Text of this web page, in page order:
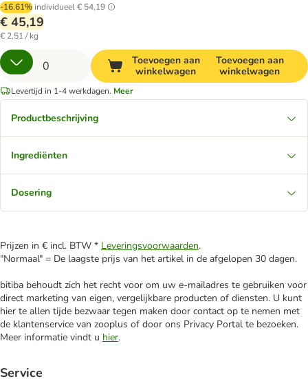
-16.61% individueel€ 54,19
€ 45,19
€ 2,51 / kg
Toevoegen aan
winkelwagen
Toevoegen aan
winkelwagen
Levertijd in 1-4 werkdagen. Meer
Productbeschrijving
Ingrediënten
Dosering
Prijzen in € incl. BTW * Leveringsvoorwaarden.
"Normaal" = De laagste prijs van het artikel in de afgelopen 30 dagen.
bitiba behoudt zich het recht voor om uw e-mailadres te gebruiken voor
direct marketing van eigen, vergelijkbare producten of diensten. U kunt
hier te allen tijde bezwaar tegen maken door contact op te nemen met
de klantenservice van zooplus of door ons Privacy Portal te bezoeken.
Meer informatie vindt u hier.
Service